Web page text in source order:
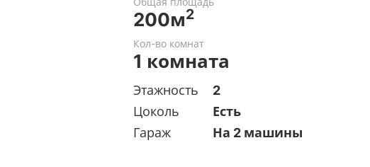
200м2
Кол-во комнат
1 комната
Этажность
2
Цоколь
Есть
Гараж
На 2 машины